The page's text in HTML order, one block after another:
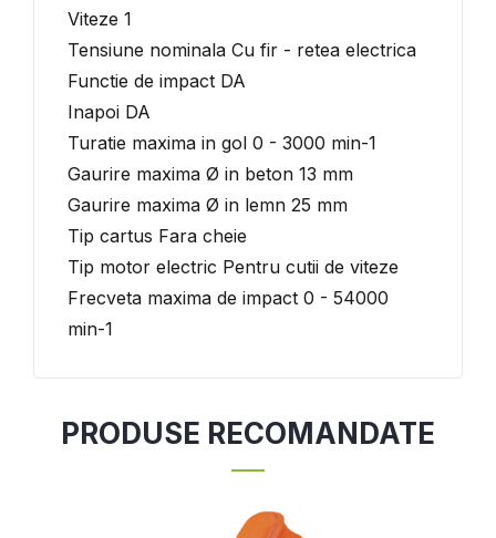
Viteze 1
Tensiune nominala Cu fir - retea electrica
Functie de impact DA
Inapoi DA
Turatie maxima in gol 0 - 3000 min-1
Gaurire maxima Ø in beton 13 mm
Gaurire maxima Ø in lemn 25 mm
Tip cartus Fara cheie
Tip motor electric Pentru cutii de viteze
Frecveta maxima de impact 0 - 54000
min-1
PRODUSE RECOMANDATE